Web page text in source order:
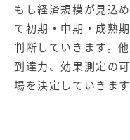
もし経済規模が見込
て初期・中期・成熟
判断していきます。
到達力、効果測定の
場を決定していきます